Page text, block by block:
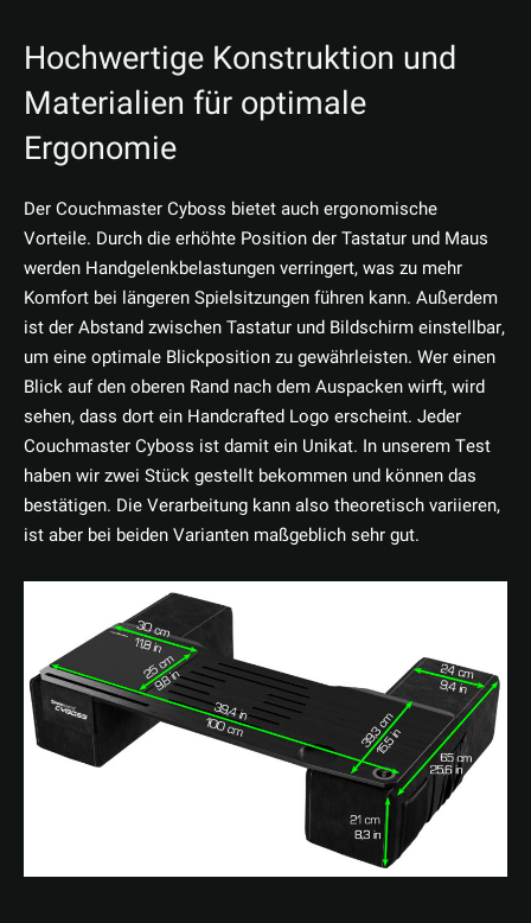
Hochwertige Konstruktion und
Materialien für optimale
Ergonomie
Der Couchmaster Cyboss bietet auch ergonomische
Vorteile. Durch die erhöhte Position der Tastatur und Maus
werden Handgelenkbelastungen verringert, was zu mehr
Komfort bei längeren Spielsitzungen führen kann. Außerdem
ist der Abstand zwischen Tastatur und Bildschirm einstellbar,
um eine optimale Blickposition zu gewährleisten. Wer einen
Blick auf den oberen Rand nach dem Auspacken wirft, wird
sehen, dass dort ein Handcrafted Logo erscheint. Jeder
Couchmaster Cyboss ist damit ein Unikat. In unserem Test
haben wir zwei Stück gestellt bekommen und können das
bestätigen. Die Verarbeitung kann also theoretisch variieren,
ist aber bei beiden Varianten maßgeblich sehr gut.